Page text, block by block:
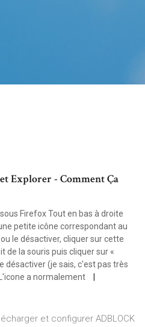
Explorer - Comment Ça
Firefox Tout en bas à droite
petite icône correspondant au
le désactiver, cliquer sur cette
de la souris puis cliquer sur «
désactiver (je sais, c'est pas très
a normalement
et configurer ADBLOCK